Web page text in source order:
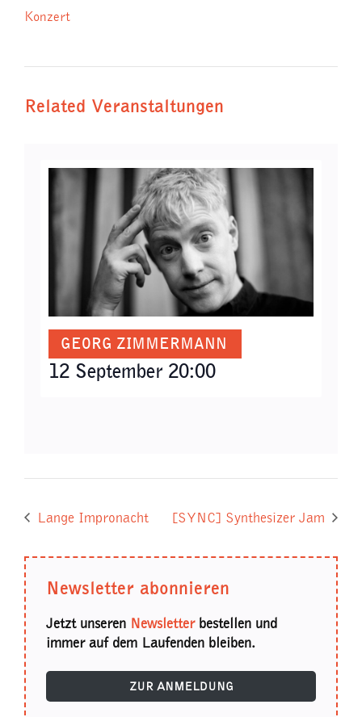
Konzert
Related Veranstaltungen
GEORG ZIMMERMANN
12 September 20:00
Lange Impronacht [SYNC] Synthesizer Jam
Newsletter abonnieren
Jetzt unseren Newsletterbestellen und
immer auf dem Laufenden bleiben.
ZUR ANMELDUNG